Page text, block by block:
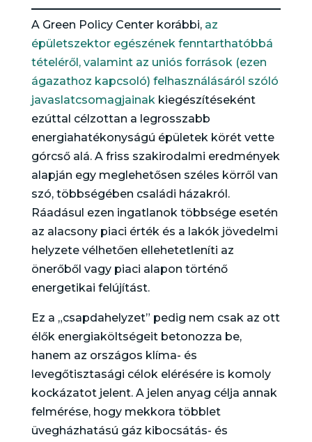
A Green Policy Center korábbi, az
épületszektor egészének fenntarthatóbbá
tételéről, valamint az uniós források (ezen
ágazathoz kapcsoló) felhasználásáról szóló
javaslatcsomagjainakkiegészítéseként
ezúttal célzottan a legrosszabb
energiahatékonyságú épületek körét vette
górcső alá. A friss szakirodalmi eredmények
alapján egy meglehetősen széles körről van
szó, többségében családi házakról.
Ráadásul ezen ingatlanok többsége esetén
az alacsony piaci érték és a lakók jövedelmi
helyzete vélhetően ellehetetleníti az
önerőből vagy piaci alapon történő
energetikai felújítást.
Ez a „csapdahelyzet” pedig nem csak az ott
élők energiaköltségeit betonozza be,
hanem az országos klíma- és
levegőtisztasági célok elérésére is komoly
kockázatot jelent. A jelen anyag célja annak
felmérése, hogy mekkora többlet
üvegházhatású gáz kibocsátás- és